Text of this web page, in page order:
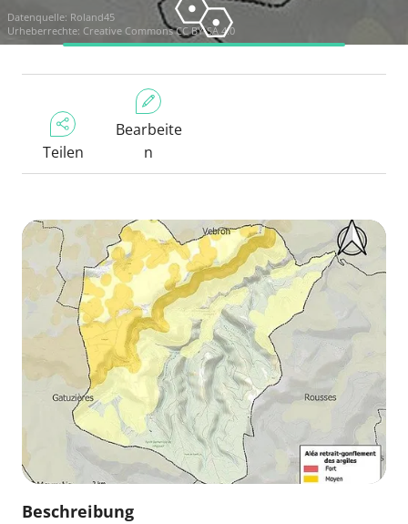
Datenquelle: Roland45
Urheberrechte: Creative Commons CC BY-SA 4.0
Teilen
Bearbeite
n
Beschreibung